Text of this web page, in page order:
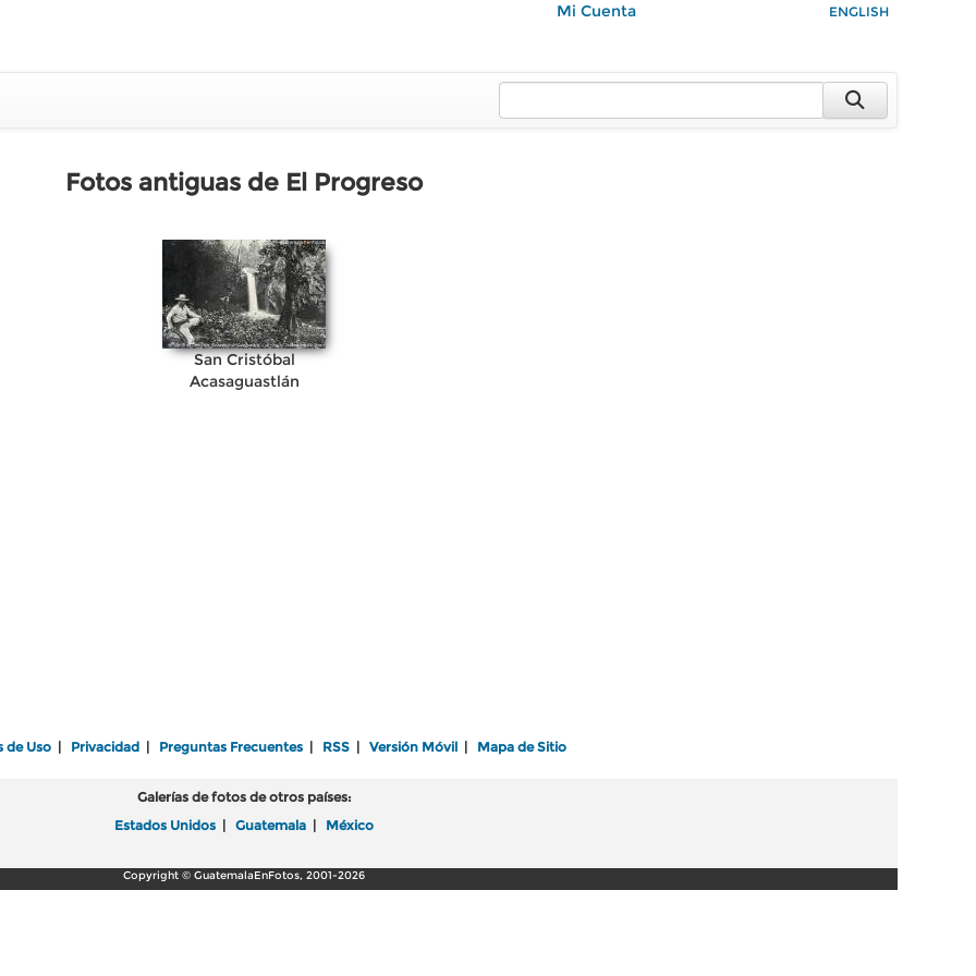
Mi Cuenta ENGLISH
Fotos antiguas de El Progreso
San Cristóbal
Acasaguastlán
de Uso Privacidad Preguntas Frecuentes RSS Versión Móvil Mapa de Sitio
Galerías de fotos de otros países:
Estados Unidos
Guatemala México
Copyright © GuatemalaEnFotos, 2001-2026